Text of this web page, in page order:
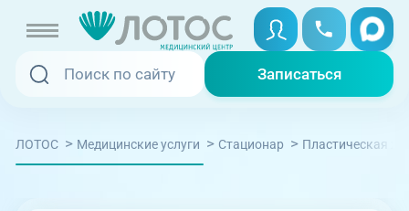
Записаться
Записаться
Услуги и цены
Записаться онлайн
Вызвать скорую
ЛОТОС > Медицинские услуги > Стационар > Пластическая